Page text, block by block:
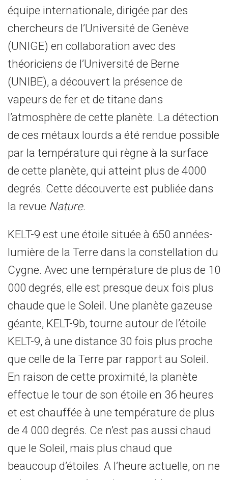
équipe internationale, dirigée par des
chercheurs de l’Université de Genève
(UNIGE) en collaboration avec des
théoriciens de l’Université de Berne
(UNIBE), a découvert la présence de
vapeurs de fer et de titane dans
l’atmosphère de cette planète. La détection
de ces métaux lourds a été rendue possible
par la température qui règne à la surface
de cette planète, qui atteint plus de 4000
degrés. Cette découverte est publiée dans
la revue Nature.
KELT-9 est une étoile située à 650 années-
lumière de la Terre dans la constellation du
Cygne. Avec une température de plus de 10
000 degrés, elle est presque deux fois plus
chaude que le Soleil. Une planète gazeuse
géante, KELT-9b, tourne autour de l’étoile
KELT-9, à une distance 30 fois plus proche
que celle de la Terre par rapport au Soleil.
En raison de cette proximité, la planète
effectue le tour de son étoile en 36 heures
et est chauffée à une température de plus
de 4 000 degrés. Ce n’est pas aussi chaud
que le Soleil, mais plus chaud que
beaucoup d’étoiles. A l’heure actuelle, on ne